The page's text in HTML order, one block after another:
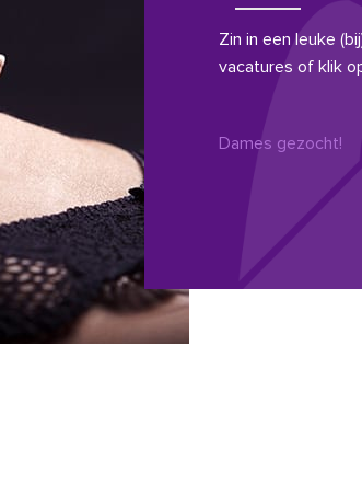
Zin in een leuke
vacatures of klik
Dames gezocht!